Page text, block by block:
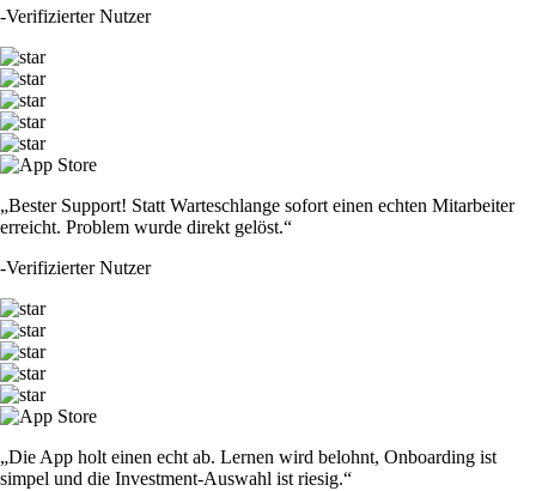
-Verifizierter Nutzer
„Bester Support! Statt Warteschlange sofort einen echten Mitarbeiter
erreicht. Problem wurde direkt gelöst.“
-Verifizierter Nutzer
„Die App holt einen echt ab. Lernen wird belohnt, Onboarding ist
simpel und die Investment-Auswahl ist riesig.“